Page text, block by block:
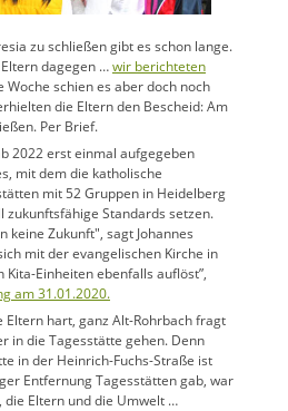
zu schließen gibt es schon lange.
dagegen …wir berichteten
Woche schien es aber doch noch
die Eltern den Bescheid: Am
Per Brief.
2022 erst einmal aufgegeben
mit dem die katholische
mit 52 Gruppen in Heidelberg
zukunftsfähige Standards setzen.
keine Zukunft", sagt Johannes
mit der evangelischen Kirche in
Einheiten ebenfalls auflöst”,
am 31.01.2020.
hart, ganz Alt-Rohrbach fragt
in die Tagesstätte gehen. Denn
in der Heinrich-Fuchs-Straße ist
Entfernung Tagesstätten gab, war
Eltern und die Umwelt …